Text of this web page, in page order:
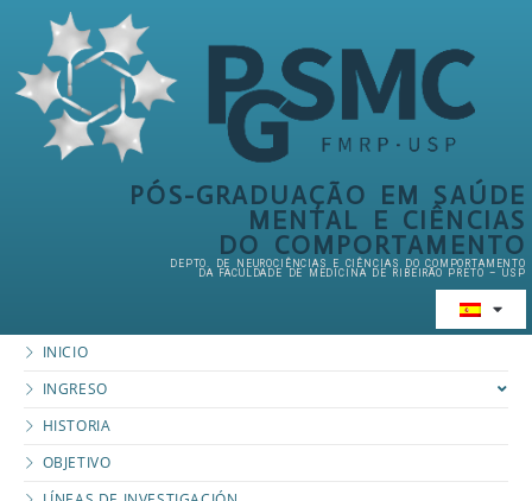
PÓS-GRADUAÇÃO EM SAÚDE
MENTAL E CIÊNCIAS
DO COMPORTAMENTO
DEPTO. DE NEUROCIÊNCIAS E CIÊNCIAS DO COMPORTAMENTO
DA FACULDADE DE MEDICINA DE RIBEIRÃO PRETO – USP
INICIO
INGRESO
HISTORIA
OBJETIVO